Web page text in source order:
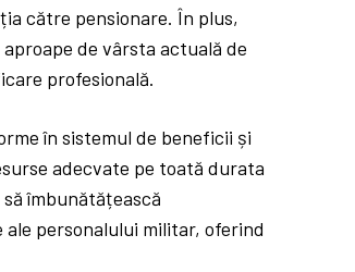
către pensionare. În plus,
de vârsta actuală de
profesională.
în sistemul de beneficii și
adecvate pe toată durata
îmbunătățească
personalului militar, oferind